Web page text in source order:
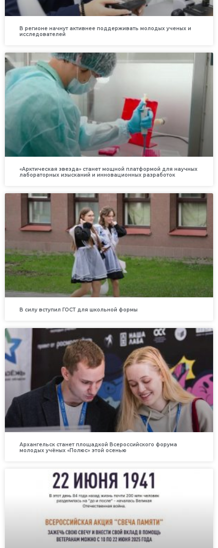
В регионе начнут активнее поддерживать молодых ученых и
исследователей
«Арктическая звезда» станет мощной платформой для научных
лабораторных изысканий и инновационных разработок
В силу вступил ГОСТ для школьной формы
Архангельск станет площадкой Всероссийского форума
молодых учёных «Полюс» этой осенью